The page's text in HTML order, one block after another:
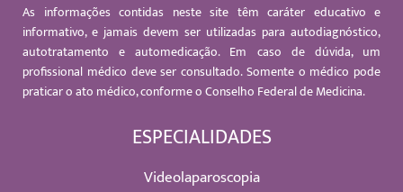
As informações contidas neste site têm caráter educativo e
informativo, e jamais devem ser utilizadas para autodiagnóstico,
autotratamento e automedicação. Em caso de dúvida, um
profissional médico deve ser consultado. Somente o médico pode
praticar o ato médico, conforme o Conselho Federal de Medicina.
ESPECIALIDADES
Videolaparoscopia